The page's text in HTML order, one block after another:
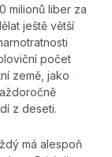
milionů liber za
ještě větší
počet
země, jako
z deseti.
má alespoň